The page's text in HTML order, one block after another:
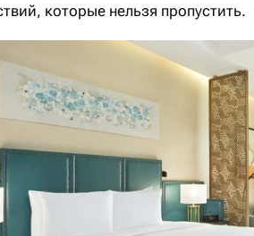
которые нельзя пропустить.